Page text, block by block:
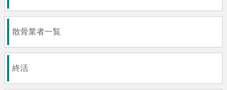
散骨業者一覧
終活